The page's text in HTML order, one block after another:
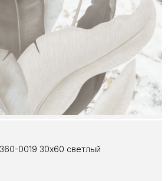
0019 30х60 светлый